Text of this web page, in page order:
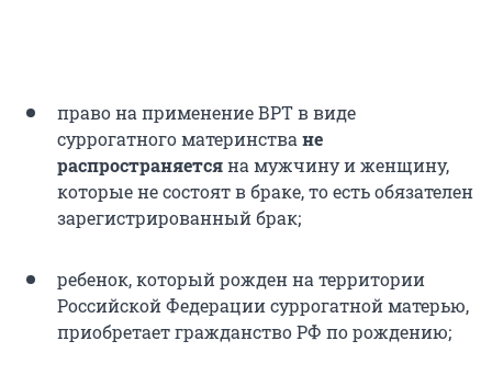
право на применение ВРТ в виде
суррогатного материнстване
распространяетсяна мужчину и женщину,
которые не состоят в браке, то есть обязателен
зарегистрированный брак;
ребенок, который рожден на территории
Российской Федерации суррогатной матерью,
приобретает гражданство РФ по рождению;